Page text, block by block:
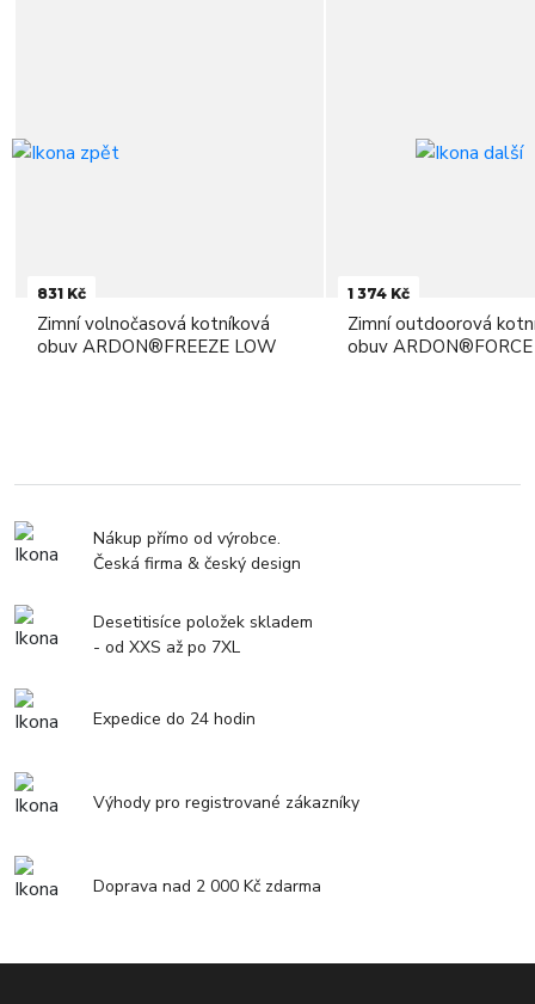
831 Kč
Zimní volnočasová kotníková
obuv ARDON®FREEZE LOW
1 374 Kč
Zimní outdoorová
obuv
Nákup přímo od výrobce.
Česká firma & český design
Desetitisíce položek skladem
- od XXS až po 7XL
Expedice do 24 hodin
Výhody pro registrované zákazníky
Doprava nad 2 000 Kč zdarma